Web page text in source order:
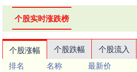
个股实时涨跌榜
个股涨幅 个股跌幅 个股流入
排名
名称 最新价